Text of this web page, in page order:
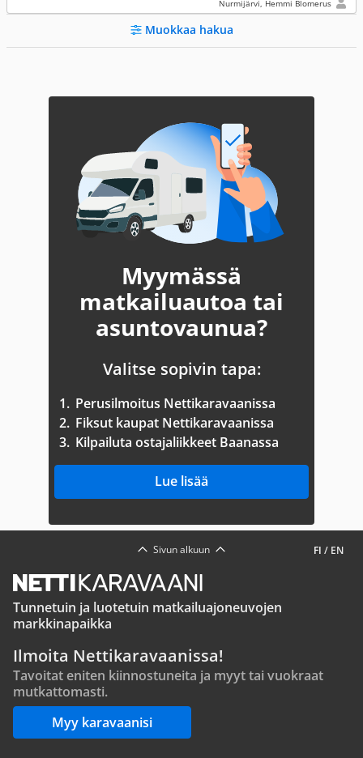
Nurmijärvi, Hemmi Blomerus
Muokkaa hakua
Myymässä
matkailuautoa tai
asuntovaunua?
Valitse sopivin tapa:
1. Perusilmoitus Nettikaravaanissa
2. Fiksut kaupat Nettikaravaanissa
3. Kilpailuta ostajaliikkeet Baanassa
Lue lisää
FI / EN
Sivun alkuun
Tunnetuin ja luotetuin matkailuajoneuvojen
markkinapaikka
Ilmoita Nettikaravaanissa!
Tavoitat eniten kiinnostuneita ja myyt tai vuokraat
mutkattomasti.
Myy karavaanisi